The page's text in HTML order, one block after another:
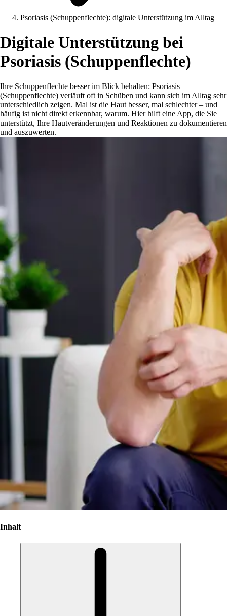
Psoriasis (Schuppenflechte): digitale Unterstützung im Alltag
Digitale Unterstützung bei
Psoriasis (Schuppenflechte)
Ihre Schuppenflechte besser im Blick behalten: Psoriasis
(Schuppenflechte) verläuft oft in Schüben und kann sich im Alltag sehr
unterschiedlich zeigen. Mal ist die Haut besser, mal schlechter – und
häufig ist nicht direkt erkennbar, warum. Hier hilft eine App, die Sie
unterstützt, Ihre Hautveränderungen und Reaktionen zu dokumentieren
und auszuwerten.
Inhalt